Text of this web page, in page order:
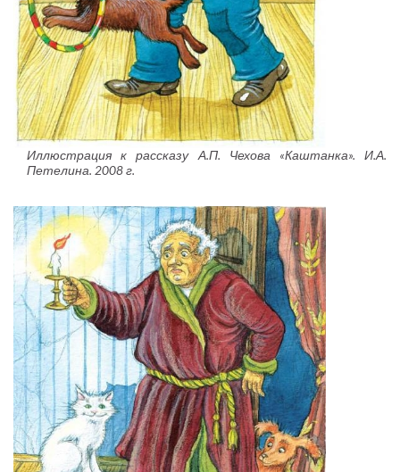
Иллюстрация к рассказу А.П. Чехова «Каштанка». И.А.
Петелина. 2008 г.